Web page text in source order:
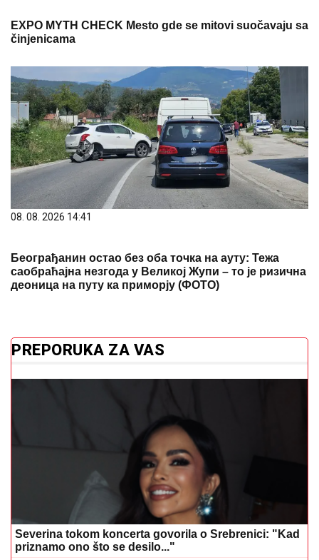
EXPO MYTH CHECK Mesto gde se mitovi suočavaju sa
činjenicama
08. 08. 2026 14:41
Београђанин остао без оба точка на ауту: Тежа
саобраћајна незгода у Великој Жупи – то је ризична
деоница на путу ка приморју (ФОТО)
PREPORUKA ZA VAS
Severina tokom koncerta govorila o Srebrenici: "Kad
priznamo ono što se desilo..."